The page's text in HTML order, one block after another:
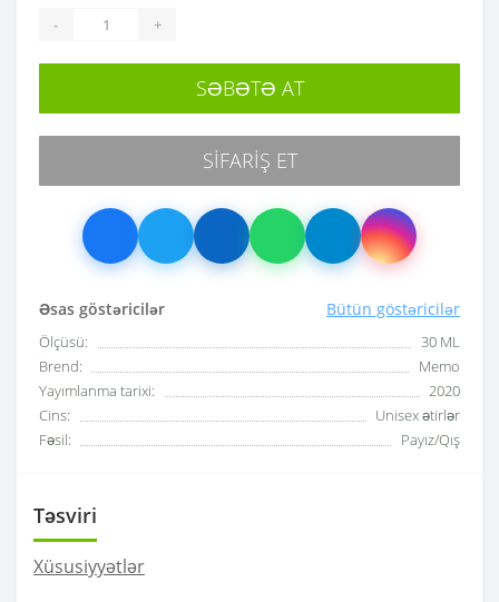
Əsas göstəricilər Bütün göstəricilər
Ölçüsü:
30 ML
Brend:
Memo
Yayımlanma tarixi:
2020
Cins:
Unisex ətirlər
Fəsil:
Payız/Qış
- +
SƏBƏTƏ AT
SIFARIŞ ET
Təsviri
Xüsusiyyətlər